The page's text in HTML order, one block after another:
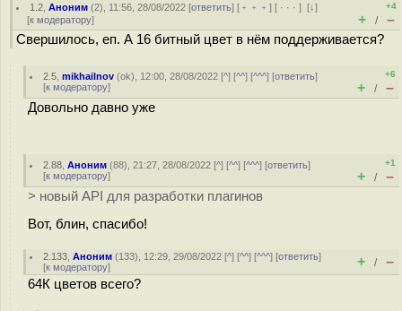
1.2 ,Аноним (2), 11:56, 28/08/2022 [ответить] [ ﹢﹢﹢] [ · · ·][↓]
[к модератору]
+4
+ / –
Свершилось, еп. А 16 битный цвет в нём поддерживается?
2.5 ,mikhailnov (ok), 12:00, 28/08/2022 [^] [^^] [^^^] [ответить]
[к модератору]
+6
+ / –
Довольно давно уже
2.88 ,Аноним (88), 21:27, 28/08/2022 [^] [^^] [^^^] [ответить]
[к модератору]
+1
+ / –
> новый API для разработки плагинов
Вот, блин, спасибо!
2.133 ,Аноним (133), 12:29, 29/08/2022 [^] [^^] [^^^] [ответить]
[к модератору] + / –
64К цветов всего?